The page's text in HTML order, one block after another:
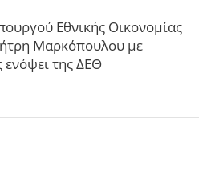
Εθνικής Οικονομίας
Μαρκόπουλου με
της ΔΕΘ